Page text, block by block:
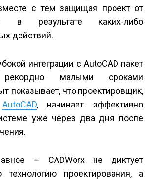
с тем защищая проект от
в результате каких-либо
действий.
интеграции с AutoCAD пакет
рекордно малыми сроками
показывает, что проектировщик,
AutoCAD, начинает эффективно
уже через два дня после
— CADWorx не диктует
технологию проектирования, а